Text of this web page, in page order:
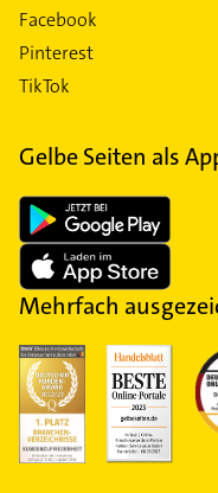
Facebook
Pinterest
TikTok
Gelbe Seiten als
Mehrfach